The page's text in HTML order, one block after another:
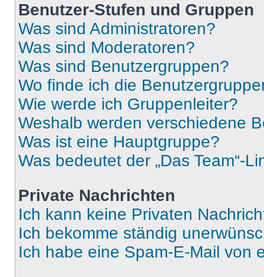
Benutzer-Stufen und Gruppen
Was sind Administratoren?
Was sind Moderatoren?
Was sind Benutzergruppen?
Wo finde ich die
Wie werde ich Gruppenleiter?
Weshalb werden verschiedene
Was ist eine Hauptgruppe?
Was bedeutet der „Das Team“-
Private Nachrichten
Ich kann keine Privaten
Ich bekomme ständig
Ich habe eine Spam-E-Mail von